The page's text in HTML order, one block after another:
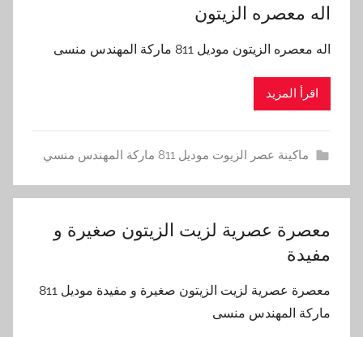
اله معصره الزيتون
اله معصره الزيتون موديل 811 ماركة المهندس منسى
اقرأ المزيد
ماكينة عصر الزيوت موديل 811 ماركة المهندس منسي
معصرة عصرية لزيت الزيتون صغيرة و
مفيدة
معصرة عصرية لزيت الزيتون صغيرة و مفيدة موديل 811
ماركة المهندس منسى